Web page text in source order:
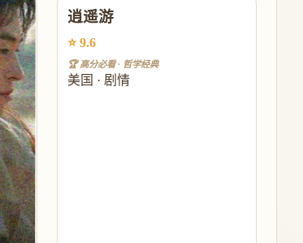
逍遥游
⭐ 9.6
🏆 高分必看 · 哲学经典
美国 · 剧情